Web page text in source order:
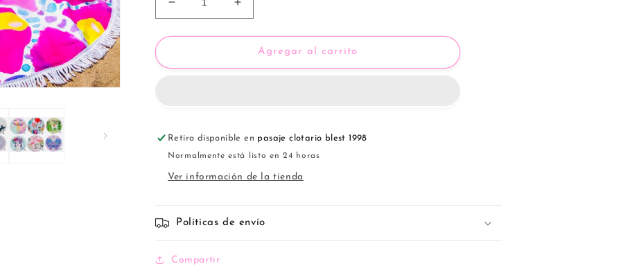
Reducir
cantidad
para
Redonda
Aumentar
cantidad
para
Toalla
Redonda
Agregar al carrito
Retiro disponible en pasaje clotario blest 1998
Normalmente está listo en 24 horas
Ver información de la tienda
Políticas de envío
Compartir